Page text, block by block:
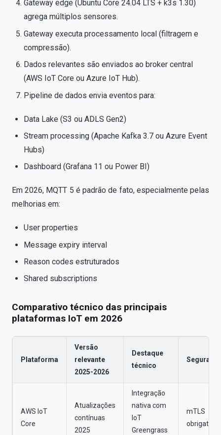
Gateway edge (Ubuntu Core 24.04 LTS + k3s 1.30)
agrega múltiplos sensores.
Gateway executa processamento local (filtragem e
compressão).
Dados relevantes são enviados ao broker central
(AWS IoT Core ou Azure IoT Hub).
Pipeline de dados envia eventos para:
Data Lake (S3 ou ADLS Gen2)
Stream processing (Apache Kafka 3.7 ou Azure Event
Hubs)
Dashboard (Grafana 11 ou Power BI)
Em 2026, MQTT 5 é padrão de fato, especialmente pelas
melhorias em:
User properties
Message expiry interval
Reason codes estruturados
Shared subscriptions
Comparativo técnico das principais
plataformas IoT em 2026
Plataforma
Versão
relevante
2025-2026
Destaque
técnico
AWS IoT
Core
Atualizações
contínuas
2025
Integração
nativa com
IoT
Greengrass
mTLS
obrigatório